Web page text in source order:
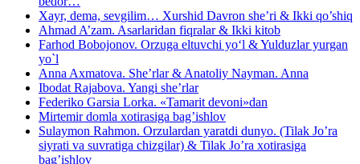
Xayr, dema, sevgilim… Xurshid Davron she’ri & Ikki qo’shiq
Ahmad A’zam. Asarlaridan fiqralar & Ikki kitob
Farhod Bobojonov. Orzuga eltuvchi yo‘l & Yulduzlar yurgan
yo`l
Anna Axmatova. She’rlar & Anatoliy Nayman. Anna
Ibodat Rajabova. Yangi she’rlar
Federiko Garsia Lorka. «Tamarit devoni»dan
Mirtemir domla xotirasiga bag’ishlov
Sulaymon Rahmon. Orzulardan yaratdi dunyo. (Tilak Jo’ra
siyrati va suvratiga chizgilar) & Tilak Jo’ra xotirasiga
bag’ishlov